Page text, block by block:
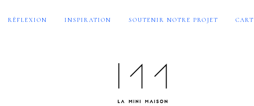
RÉFLEXION INSPIRATION SOUTENIR NOTRE PROJET